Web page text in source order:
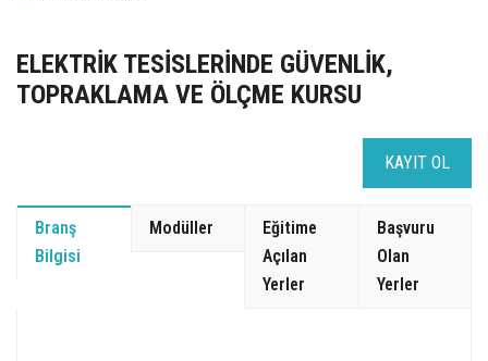
SSS
ELEKTRİK TESİSLERİNDE GÜVENLİK,
TOPRAKLAMA VE ÖLÇME KURSU
KAYIT OL
Branş
Bilgisi
Modüller
Eğitime
Açılan
Yerler
Başvuru
Olan
Yerler